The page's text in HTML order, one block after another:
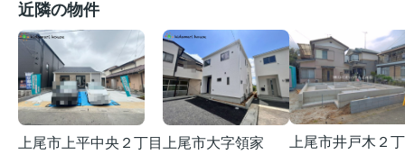
近隣の物件
上尾市上平中央２丁目
上尾市大字領家
上尾市井戸木２